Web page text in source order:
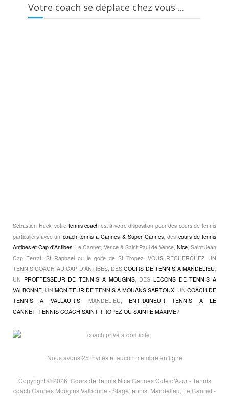
Votre coach se déplace chez vous ...
Sébastien Huck, votre tennis coach est à votre disposition pour des cours de tennis
particuliers avec un coach tennis à Cannes & Super Cannes, des cours de tennis
Antibes et Cap d'Antibes, Le Cannet, Vence & Saint Paul de Vence, Nice, Saint Jean
Cap Ferrat, St Raphael ou le golfe de St Tropez. VOUS RECHERCHEZ UN
TENNIS COACH AU CAP D'ANTIBES, DESCOURS DE TENNIS A MANDELIEU,
UN PROFFESSEUR DE TENNIS A MOUGINS, DES LECONS DE TENNIS A
VALBONNE, UN MONITEUR DE TENNIS A MOUANS SARTOUX, UN COACH DE
TENNIS A VALLAURIS, MANDELIEU, ENTRAINEUR TENNIS A LE
CANNET, TENNIS COACH SAINT TROPEZ OU SAINTE MAXIME?
Nous avons 25 invités et aucun membre en ligne
Copyright © 2026  Cours de Tennis Nice Cannes Cote d'Azur - Tennis
coach Cannes Mougins Valbonne - Stage tennis, Mandelieu, Le Cannet -